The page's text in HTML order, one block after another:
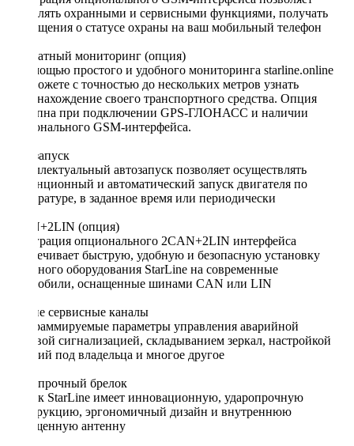
управлять охранными и сервисными функциями, получать
оповещения о статусе охраны на ваш мобильный телефон
Бесплатный мониторинг (опция)
С помощью простого и удобного мониторинга starline.online
вы сможете с точностью до нескольких метров узнать
местонахождение своего транспортного средства. Опция
доступна при подключении GPS-ГЛОНАСС и наличии
опционального GSM-интерфейса.
Автозапуск
Интеллектуальный автозапуск позволяет осуществлять
дистанционный и автоматический запуск двигателя по
температуре, в заданное время или периодически
2CAN+2LIN (опция)
Интеграция опционального 2CAN+2LIN интерфейса
обеспечивает быструю, удобную и безопасную установку
охранного оборудования StarLine на современные
автомобили, оснащенные шинами CAN или LIN
Гибкие сервисные каналы
Программируемые параметры управления аварийной
световой сигнализацией, складыванием зеркал, настройкой
сидений под владельца и многое другое
Ударопрочный брелок
Брелок StarLine имеет инновационную, ударопрочную
конструкцию, эргономичный дизайн и внутреннюю
защищенную антенну